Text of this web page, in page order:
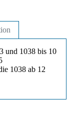
und 1038 bis 10
1038 ab 12